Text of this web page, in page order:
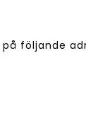
på följande